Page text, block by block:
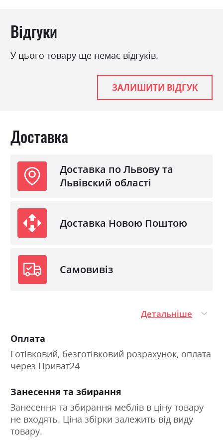
Відгуки
У цього товару ще немає відгуків.
ЗАЛИШИТИ ВІДГУК
Доставка
Доставка по Львову та
Львівский області
Доставка Новою Поштою
Самовивіз
Детальніше
Оплата
Готівковий, безготівковий розрахунок, оплата
через Приват24
Занесення та збирання
Занесення та збирання меблів в ціну товару
не входять. Ціна збірки залежить від виду
товару.